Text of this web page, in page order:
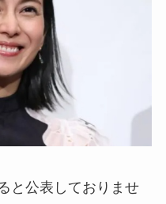
と公表しておりませ